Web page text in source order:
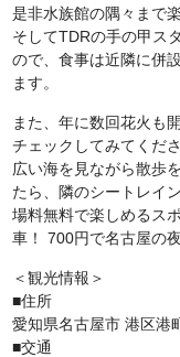
是非水族館の隅々まで
そしてTDRの手の甲ス
ので、食事は近隣に併
ます。
また、年に数回花火も
チェックしてみてくださ
広い海を見ながら散歩
たら、隣のシートレイ
場料無料で楽しめるス
車！ 700円で名古屋の
＜観光情報＞
■住所
愛知県名古屋市 港区港
■交通